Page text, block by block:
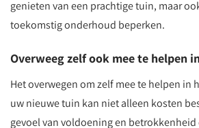
genieten van een prachtige tuin, maar
toekomstig onderhoud beperken.
Overweeg zelf ook mee te helpen
Het overwegen om zelf mee te helpen in
uw nieuwe tuin kan niet alleen kosten
gevoel van voldoening en betrokkenheid